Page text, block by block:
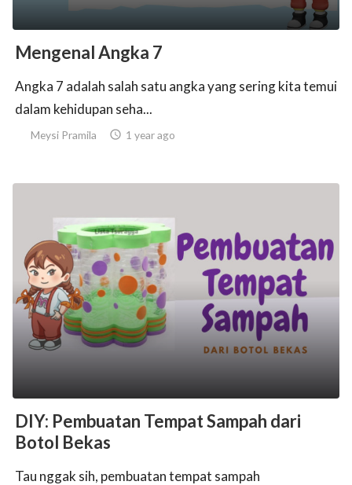
Mengenal Angka 7
Angka 7 adalah salah satu angka yang sering kita temui
dalam kehidupan seha...
Meysi Pramila  1 year ago
DIY: Pembuatan Tempat Sampah dari
Botol Bekas
Tau nggak sih, pembuatan tempat sampah